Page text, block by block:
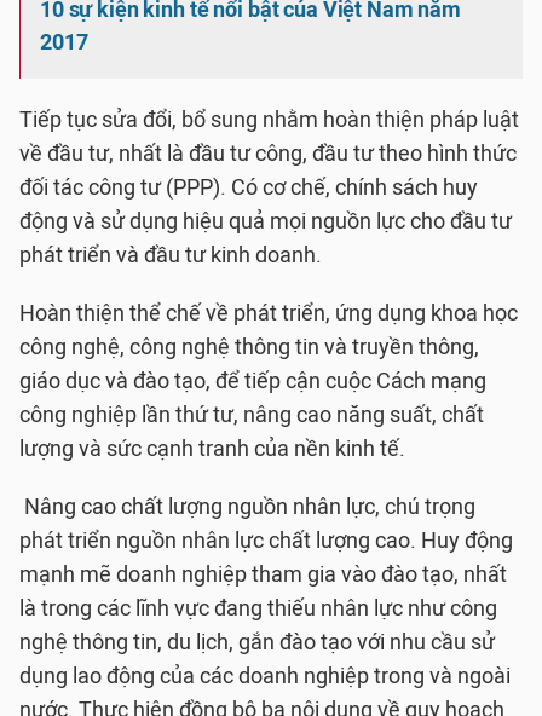
10 sự kiện kinh tế nổi bật của Việt Nam năm
2017
Tiếp tục sửa đổi, bổ sung nhằm hoàn thiện pháp luật
về đầu tư, nhất là đầu tư công, đầu tư theo hình thức
đối tác công tư (PPP). Có cơ chế, chính sách huy
động và sử dụng hiệu quả mọi nguồn lực cho đầu tư
phát triển và đầu tư kinh doanh.
Hoàn thiện thể chế về phát triển, ứng dụng khoa học
công nghệ, công nghệ thông tin và truyền thông,
giáo dục và đào tạo, để tiếp cận cuộc Cách mạng
công nghiệp lần thứ tư, nâng cao năng suất, chất
lượng và sức cạnh tranh của nền kinh tế.
Nâng cao chất lượng nguồn nhân lực, chú trọng
phát triển nguồn nhân lực chất lượng cao. Huy động
mạnh mẽ doanh nghiệp tham gia vào đào tạo, nhất
là trong các lĩnh vực đang thiếu nhân lực như công
nghệ thông tin, du lịch, gắn đào tạo với nhu cầu sử
dụng lao động của các doanh nghiệp trong và ngoài
nước. Thực hiện đồng bộ ba nội dung về quy hoạch